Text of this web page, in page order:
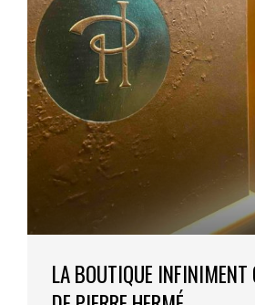
LA BOUTIQUE INFINIMENT